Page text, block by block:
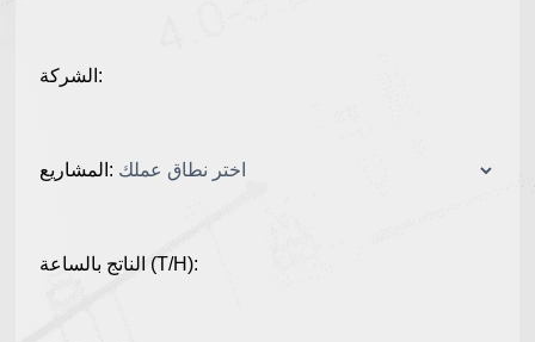
الشركة:
المشاريع:
الناتج بالساعة (T/H):